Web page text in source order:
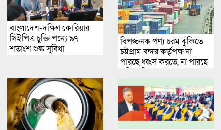
বাংলাদেশ-দক্ষিণ কোরিয়ার
সিইপিএ চুক্তি পন্যে ৯৭
শতাংশ শুল্ক সুবিধা
বিপজ্জনক পণ্য চরম ঝুঁকিতে
চট্টগ্রাম বন্দর কর্তৃপক্ষ না
পারছে ধ্বংস করতে, না পারছে